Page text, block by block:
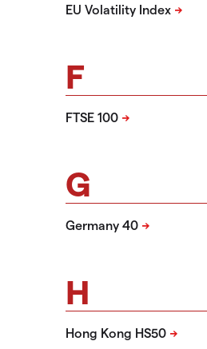
EU Volatility Index
F
FTSE 100
G
Germany 40
H
Hong Kong HS50